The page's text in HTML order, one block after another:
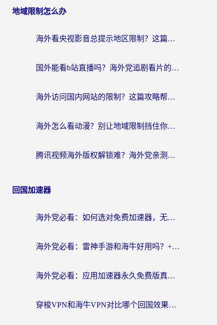
地域限制怎么办
海外看央视影音总提示地区限制？这篇教你选对回国加速器，流畅追剧不踩坑
国外能看b站直播吗？海外党追剧看片的终极解决方案来了
海外访问国内网站的限制？这篇攻略帮你无缝解锁12306、12123和国内影音
海外怎么看动漫？别让地域限制挡住你的追番快乐
腾讯视频海外版权解锁难？海外党亲测：选对回国加速器，追剧观影零障碍
回国加速器
海外党必看：如何选对免费加速器，无缝访问国内资源不踩坑？
海外党必看：雷神手游和海牛好用吗？+3款热门加速器实测对比，附番茄加速器无缝回国指南
海外党必看：应用加速器永久免费版真的存在吗？教你选对回国加速器无缝刷国内资源
穿梭VPN和海牛VPN对比哪个回国效果更好？海外华人亲测3款热门加速器+避坑指南